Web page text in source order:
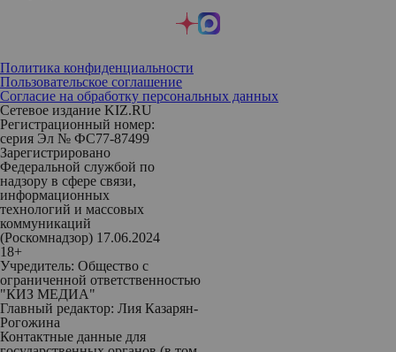
Политика конфиденциальности
Пользовательское соглашение
Согласие на обработку персональных данных
Сетевое издание KIZ.RU
Регистрационный номер:
серия Эл № ФС77-87499
Зарегистрировано
Федеральной службой по
надзору в сфере связи,
информационных
технологий и массовых
коммуникаций
(Роскомнадзор) 17.06.2024
18+
Учредитель: Общество с
ограниченной ответственностью
"КИЗ МЕДИА"
Главный редактор: Лия Казарян-
Рогожина
Контактные данные для